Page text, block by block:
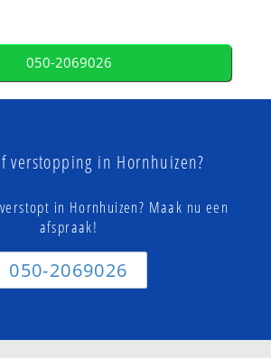
050-2069026
verstopping in Hornhuizen?
in Hornhuizen? Maak nu een
afspraak!
050-2069026